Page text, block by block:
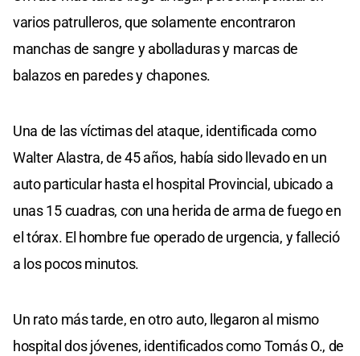
varios patrulleros, que solamente encontraron
manchas de sangre y abolladuras y marcas de
balazos en paredes y chapones.
Una de las víctimas del ataque, identificada como
Walter Alastra, de 45 años, había sido llevado en un
auto particular hasta el hospital Provincial, ubicado a
unas 15 cuadras, con una herida de arma de fuego en
el tórax. El hombre fue operado de urgencia, y falleció
a los pocos minutos.
Un rato más tarde, en otro auto, llegaron al mismo
hospital dos jóvenes, identificados como Tomás O., de